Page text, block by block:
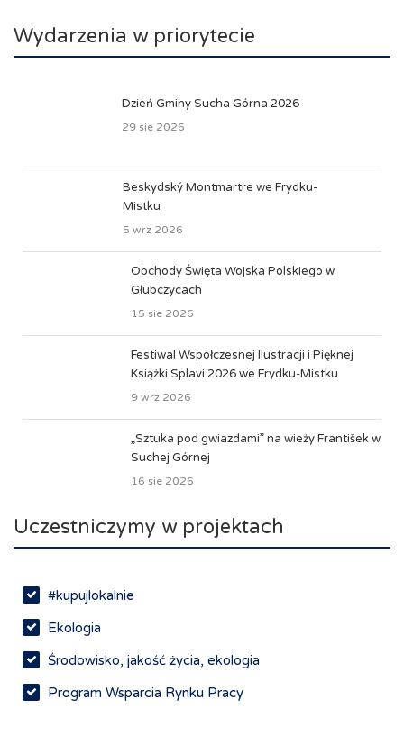
Wydarzenia w priorytecie
Dzień Gminy Sucha Górna 2026
29 sie 2026
Beskydský Montmartre we Frydku-
Mistku
5 wrz 2026
Obchody Święta Wojska Polskiego w
Głubczycach
15 sie 2026
Festiwal Współczesnej Ilustracji i Pięknej
Książki Splavi 2026 we Frydku-Mistku
9 wrz 2026
„Sztuka pod gwiazdami” na wieży František w
Suchej Górnej
16 sie 2026
Uczestniczymy w projektach
#kupujlokalnie
Ekologia
Środowisko, jakość życia, ekologia
Program Wsparcia Rynku Pracy